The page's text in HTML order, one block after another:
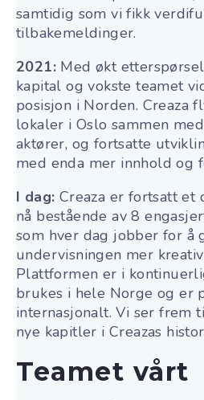
samtidig som vi fikk
tilbakemeldinger.
2021: Med økt
kapital og vokste teamet
posisjon i Norden. Creaza
lokaler i Oslo sammen
aktører, og fortsatte
med enda mer innhold og
I dag: Creaza er fortsatt et
nå bestående av 8
som hver dag jobber for å
undervisningen mer
Plattformen er i
brukes i hele Norge og er
internasjonalt. Vi ser frem
nye kapitler i Creazas
Teamet vårt